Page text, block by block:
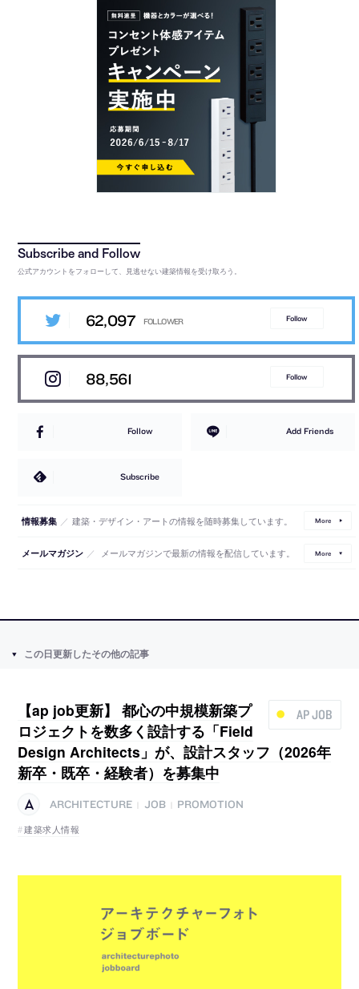
公式アカウントをフォローして、見逃せない建築情報を受け取ろう。
62,097 Follow
88,561 Follow
Follow Add Friends
Subscribe
情報募集 ／ 建築・デザイン・アートの情報を随時募集しています。 More
メールマガジン ／ メールマガジンで最新の情報を配信しています。 More
この日更新したその他の記事
AP JOB
【ap job更新】 都心の中規模新築プ
ロジェクトを数多く設計する「Field
Design Architects」が、設計スタッフ（2026年
新卒・既卒・経験者）を募集中
ARCHITECTURE JOB
PROMOTION
建築求人情報